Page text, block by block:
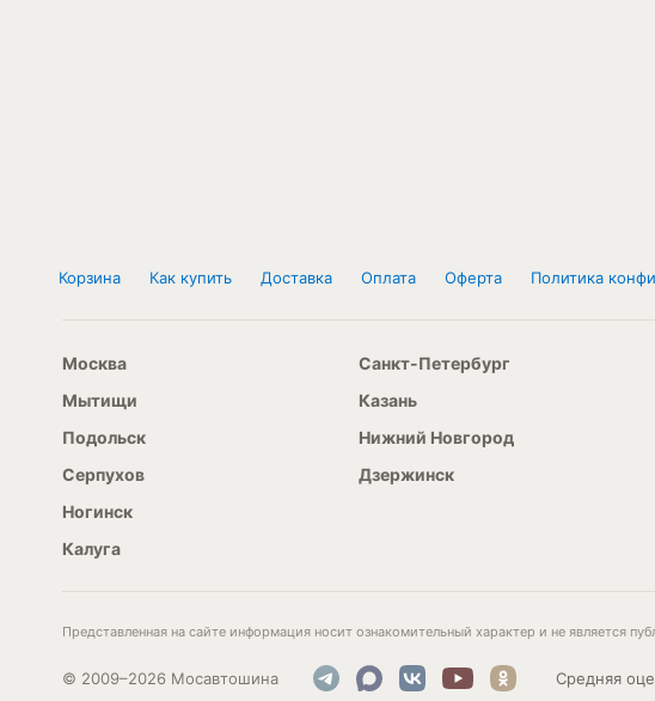
Корзина Как купить Доставка Оплата Оферта Политика
Москва
Мытищи
Подольск
Серпухов
Ногинск
Калуга
Санкт-Петербург
Казань
Нижний Новгород
Дзержинск
Представленная на сайте информация носит ознакомительный характер и не является
© 2009–2026 Мосавтошина Средняя